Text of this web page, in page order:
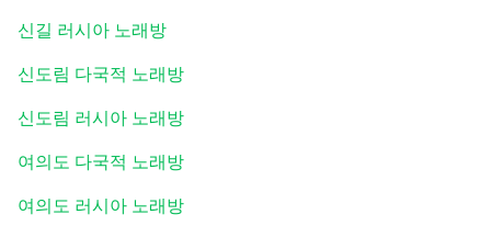
신길 러시아 노래방
신도림 다국적 노래방
신도림 러시아 노래방
여의도 다국적 노래방
여의도 러시아 노래방